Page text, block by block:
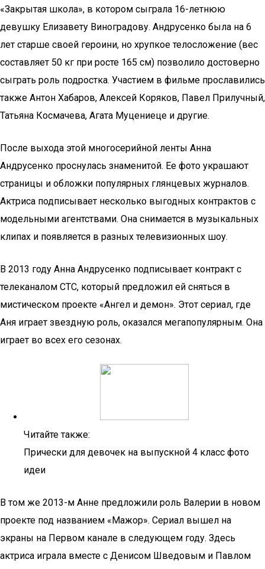
«Закрытая школа», в котором сыграла 16-летнюю
девушку Елизавету Виноградову. Андрусенко была на 6
лет старше своей героини, но хрупкое телосложение (вес
составляет 50 кг при росте 165 см) позволило достоверно
сыграть роль подростка. Участием в фильме прославились
также Антон Хабаров, Алексей Коряков, Павел Прилучный,
Татьяна Космачева, Агата Муцениеце и другие.
После выхода этой многосерийной ленты Анна
Андрусенко проснулась знаменитой. Ее фото украшают
страницы и обложки популярных глянцевых журналов.
Актриса подписывает несколько выгодных контрактов с
модельными агентствами. Она снимается в музыкальных
клипах и появляется в разных телевизионных шоу.
В 2013 году Анна Андрусенко подписывает контракт с
телеканалом СТС, который предложил ей сняться в
мистическом проекте «Ангел и демон». Этот сериал, где
Аня играет звездную роль, оказался мегапопулярным. Она
играет во всех его сезонах.
Читайте также:
Прически для девочек на выпускной 4 класс фото
идеи
В том же 2013-м Анне предложили роль Валерии в новом
проекте под названием «Мажор». Сериал вышел на
экраны на Первом канале в следующем году. Здесь
актриса играла вместе с Денисом Шведовым и Павлом